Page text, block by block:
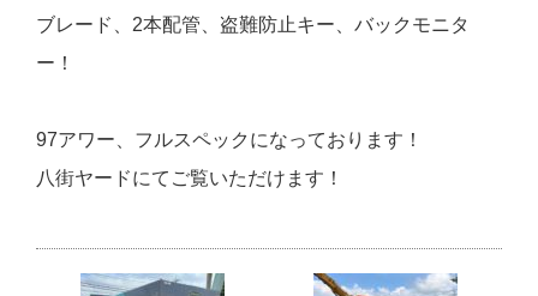
ブレード、2本配管、盗難防止キー、バックモニタ
ー！
97アワー、フルスペックになっております！
八街ヤードにてご覧いただけます！